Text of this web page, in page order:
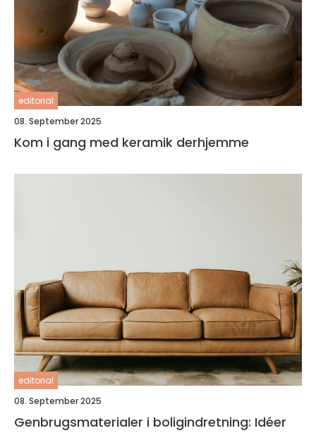
editorial
08. September 2025
Kom i gang med keramik derhjemme
editorial
08. September 2025
Genbrugsmaterialer i boligindretning: Idéer